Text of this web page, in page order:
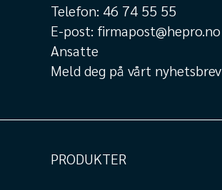
Telefon: 46 74 55 55
E-post: firmapost@hepro.no
Ansatte
Meld deg på vårt nyhetsbrev
PRODUKTER